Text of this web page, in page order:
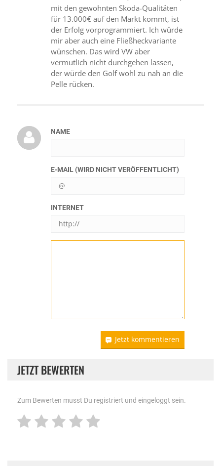
mit den gewohnten Skoda-Qualitäten
für 13.000€ auf den Markt kommt, ist
der Erfolg vorprogrammiert. Ich würde
mir aber auch eine Fließheckvariante
wünschen. Das wird VW aber
vermutlich nicht durchgehen lassen,
der würde den Golf wohl zu nah an die
Pelle rücken.
NAME
E-MAIL (WIRD NICHT VERÖFFENTLICHT)
INTERNET
Jetzt kommentieren
JETZT BEWERTEN
Zum Bewerten musst Du registriert und eingeloggt sein.